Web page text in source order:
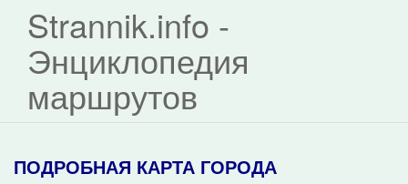
Strannik.info -
Энциклопедия
маршрутов
ПОДРОБНАЯ КАРТА ГОРОДА